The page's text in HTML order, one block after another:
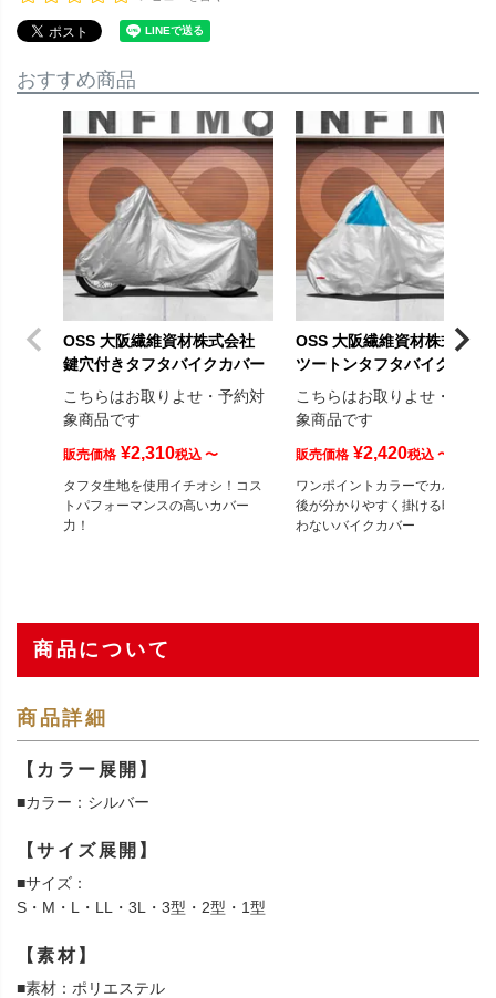
おすすめ商品
OSS 大阪繊維資材株式会社
鍵穴付きタフタバイクカバー
こちらはお取りよせ・予約対
象商品です
販売価格 ¥2,310税込 〜
タフタ生地を使用イチオシ！コス
トパフォーマンスの高いカバー
力！
OSS 大阪繊維資材株式会社
ツートンタフタバイクカバー
こちらはお取りよせ・予約対
象商品です
販売価格 ¥2,420税込 〜
ワンポイントカラーでカバーの前
後が分かりやすく掛ける時に戸惑
わないバイクカバー
商品について
商品詳細
【カラー展開】
■カラー：シルバー
【サイズ展開】
■サイズ：
S・M・L・LL・3L・3型・2型・1型
【素材】
■素材：ポリエステル